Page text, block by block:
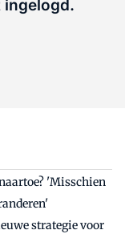
ingelogd.
'Misschien
strategie voor